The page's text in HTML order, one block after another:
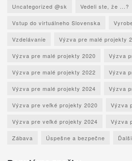
Uncategorized @sk Vedeli ste, že ...?
Vstup do virtuálneho Slovenska
Vzdelávanie Výzva pre malé projekty
Výzva pre malé projekty 2020 Výzva
Výzva pre malé projekty 2022 Výzva
Výzva pre malé projekty 2024 Výzva
Výzva pre veľké projekty 2020 Výzva
Výzva pre veľké projekty 2024 Výzva
Zábava Úspešne a bezpečne